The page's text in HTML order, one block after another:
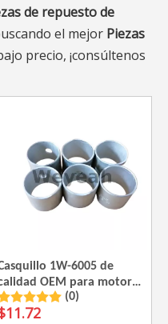
de repuesto de
el mejor Piezas
precio, ¡consúltenos
1W-6005 de
OEM para motor
gas CAT G3520
(0)
11.72